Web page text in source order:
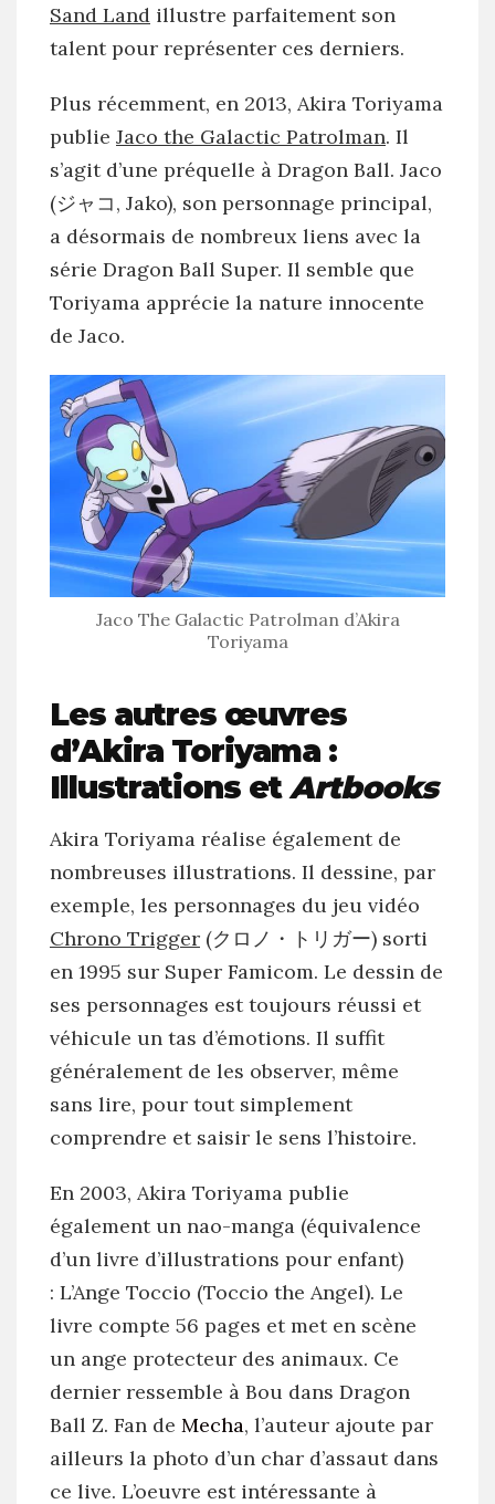
Sand Land illustre parfaitement son
talent pour représenter ces derniers.
Plus récemment, en 2013, Akira Toriyama
publie Jaco the Galactic Patrolman. Il
s’agit d’une préquelle à Dragon Ball. Jaco
(ジャコ, Jako), son personnage principal,
a désormais de nombreux liens avec la
série Dragon Ball Super. Il semble que
Toriyama apprécie la nature innocente
de Jaco.
Jaco The Galactic Patrolman d’Akira
Toriyama
Les autres œuvres
d’Akira Toriyama :
Illustrations etArtbooks
Akira Toriyama réalise également de
nombreuses illustrations. Il dessine, par
exemple, les personnages du jeu vidéo
Chrono Trigger (クロノ・トリガー) sorti
en 1995 sur Super Famicom. Le dessin de
ses personnages est toujours réussi et
véhicule un tas d’émotions. Il suffit
généralement de les observer, même
sans lire, pour tout simplement
comprendre et saisir le sens l’histoire.
En 2003, Akira Toriyama publie
également un nao-manga (équivalence
d’un livre d’illustrations pour enfant)
: L’Ange Toccio (Toccio the Angel). Le
livre compte 56 pages et met en scène
un ange protecteur des animaux. Ce
dernier ressemble à Bou dans Dragon
Ball Z. Fan de Mecha, l’auteur ajoute par
ailleurs la photo d’un char d’assaut dans
ce live. L’oeuvre est intéressante à